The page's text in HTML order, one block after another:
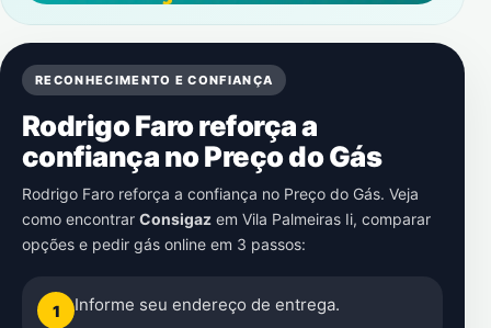
RECONHECIMENTO E CONFIANÇA
Rodrigo Faro reforça a
confiança no Preço do Gás
Rodrigo Faro reforça a confiança no Preço do Gás. Veja
como encontrar Consigaz em Vila Palmeiras Ii, comparar
opções e pedir gás online em 3 passos:
1 Informe seu endereço de entrega.